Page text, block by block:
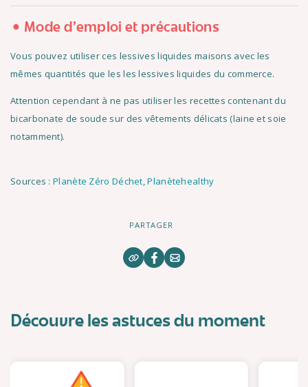
Mode d'emploi et précautions
Vous pouvez utiliser ces lessives liquides maisons avec les
mêmes quantités que les les lessives liquides du commerce.
Attention cependant à ne pas utiliser les recettes contenant du
bicarbonate de soude sur des vêtements délicats (laine et soie
notamment).
Sources : Planète Zéro Déchet,Planètehealthy
PARTAGER
Découvre les astuces du moment